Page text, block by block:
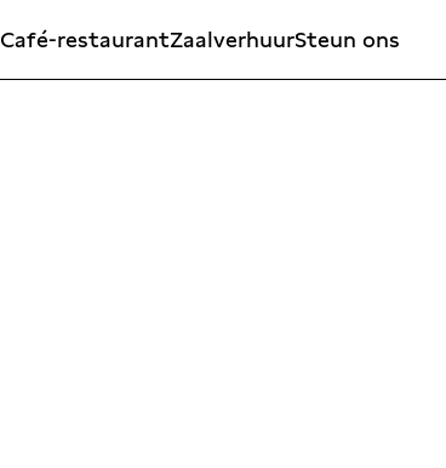
Café-restaurantZaalverhuurSteun ons